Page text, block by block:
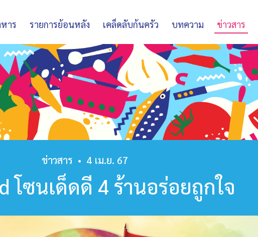
าร รายการย้อนหลัง เคล็ดลับก้นครัว บทความ ข่าวสาร
ข่าวสาร • 4 เม.ย. 67
โซนเด็ดดี 4 ร้านอร่อยถูกใจ